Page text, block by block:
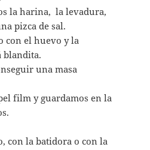
la harina, la levadura,
pizca de sal.
con el huevo y la
blandita.
una masa
film y guardamos en la
con la batidora o con la